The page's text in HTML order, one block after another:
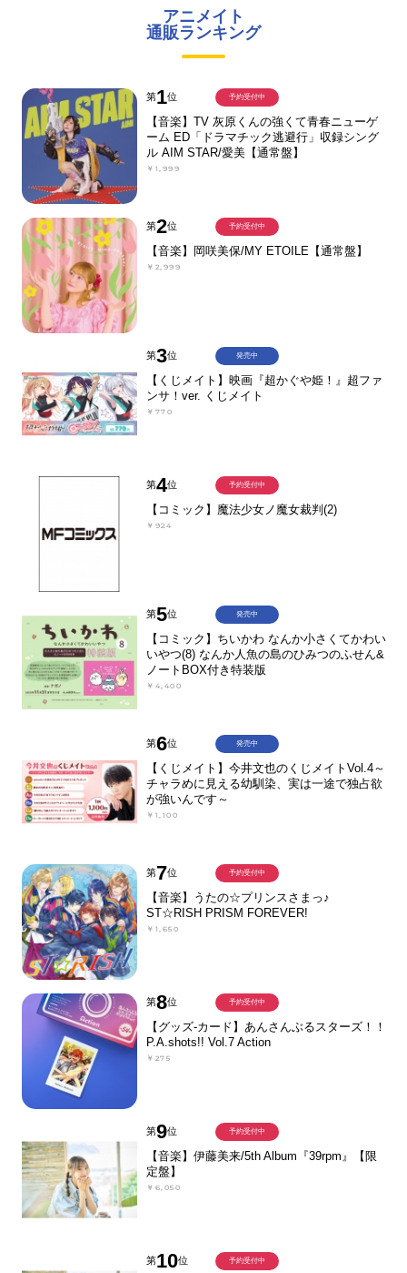
アニメイト
通販ランキング
第1位
【音楽】TV 灰原くんの強くて青春ニューゲ
ーム ED「ドラマチック逃避行」収録シング
ル AIM STAR/愛美【通常盤】
￥1,999
予約受付中
第2位
【音楽】岡咲美保/MY ETOILE【通常盤】
￥2,999
予約受付中
第3位
【くじメイト】映画『超かぐや姫！』超ファ
ンサ！ver. くじメイト
￥770
発売中
第4位
【コミック】魔法少女ノ魔女裁判(2)
￥924
予約受付中
第5位
【コミック】ちいかわ なんか小さくてかわい
いやつ(8) なんか人魚の島のひみつのふせん&
ノートBOX付き特装版
￥4,400
発売中
第6位
【くじメイト】今井文也のくじメイトVol.4～
チャラめに見える幼馴染、実は一途で独占欲
が強いんです～
￥1,100
発売中
第7位
【音楽】うたの☆プリンスさまっ♪
ST☆RISH PRISM FOREVER!
￥1,650
予約受付中
第8位
【グッズ-カード】あんさんぶるスターズ！！
P.A.shots!! Vol.7 Action
￥275
予約受付中
第9位
【音楽】伊藤美来/5th Album『39rpm』【限
定盤】
￥6,050
予約受付中
第10位 予約受付中